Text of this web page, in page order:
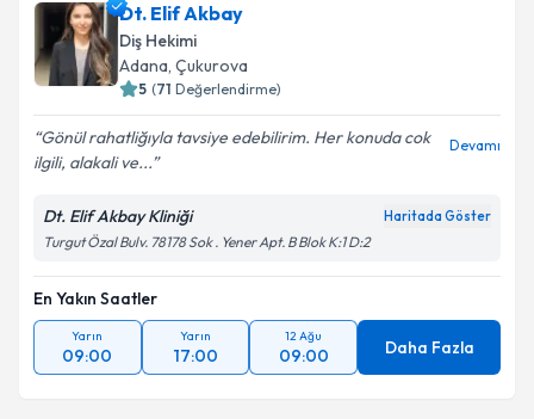
Dt. Elif Akbay
Diş Hekimi
Adana, Çukurova
5 (71 Değerlendirme)
Gönül rahatliğıyla tavsiye edebilirim. Her konuda cok
ilgili, alakali ve...
Devamı
Dt. Elif Akbay Kliniği Haritada Göster
Turgut Özal Bulv. 78178 Sok . Yener Apt. B Blok K:1 D:2
En Yakın Saatler
Yarın
09:00
Yarın
17:00
12 Ağu
09:00 Daha Fazla